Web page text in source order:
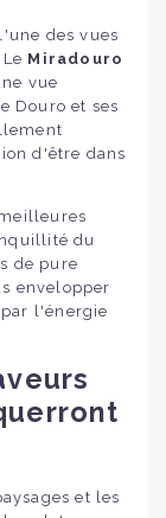
des vues
Miradouro
vue
Douro et ses
d'être dans
du
de pure
envelopper
l'énergie
et les